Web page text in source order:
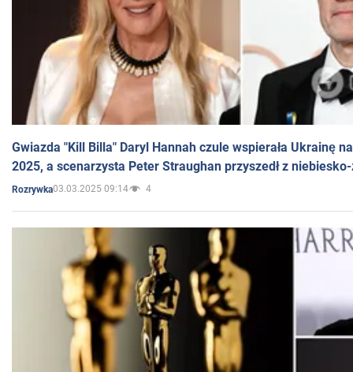
Gwiazda "Kill Billa" Daryl Hannah czule wspierała Ukrainę
2025, a scenarzysta Peter Straughan przyszedł z
Rozrywka03.03.2025 09:14 4